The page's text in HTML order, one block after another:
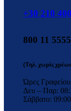
+30 210
800 11
(Τηλ. χωρίς
Ώρες
Δευ – Παρ:
Σάββατο: